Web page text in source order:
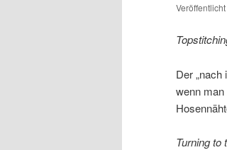
Der
wenn
Turning to